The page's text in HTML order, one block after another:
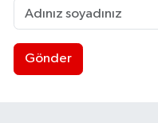
Gönder